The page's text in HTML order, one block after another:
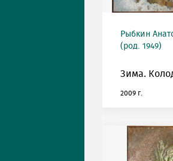
Рыбкин
(род. 1949)
Зима.
2009 г.